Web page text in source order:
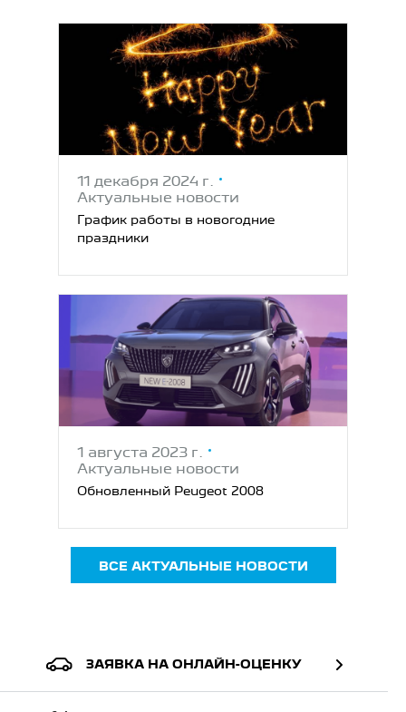
11 декабря 2024 г.
Актуальные новости
График работы в новогодние
праздники
1 августа 2023 г.
Актуальные новости
Обновленный Peugeot 2008
ВСЕ АКТУАЛЬНЫЕ НОВОСТИ
ЗАЯВКА НА ОНЛАЙН-ОЦЕНКУ